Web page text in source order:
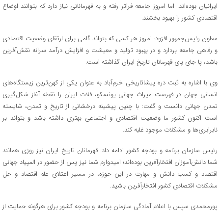
ایرانیان بوده‌اند. اما امروز جامعه فراتر رفته و به قهرمانانی نیاز دارد که بتوانند اوضاع
اقتصادی کشور را بهبود بخشند.
معاون رئیس‌جمهور افزود: امروز هر کسی که بتواند گامی برای ارتقای وضعیت اقتصادی
و رفاهی جامعه بردارد و در بهبود تولید و معیشت و افزایش درآمد سرانه نقش‌آفرین
باشد، پا جای پای قهرمانان تاریخ ایران گذاشته است.
وی با اشاره به ثبت دره پیشاتاریخی خرم‌آباد به عنوان یکی از کهن‌ترین زیستگاه‌های
انسانی جهان در فهرست میراث جهانی یونسکو، فلات ایران را نقطه آغاز شکل‌گیری
تمدن جهانی دانست و گفت: با چنین پیشینه درخشانی از تاریخ و تمدن، شایسته
است اکنون کشور ما وضعیت اقتصادی و اجتماعی بهتری داشته باشد و بتواند بر
نابرابری‌ها و مشکلات موجود غلبه کند.
رئیس سازمان برنامه و بودجه کشور ادامه داد: قهرمانان تاریخ ایران نیز روزی همانند
شما دانش‌آموزان افتخارآفرین بوده‌اند؛ امیدوارم شما نیز پس از حضور در المپیاد جهانی
اقتصاد و کسب دانش و مهارت‌ در این حوزه، در مسیر اعتلای علم اقتصاد و حل
مشکلات اقتصادی کشور افتخارآفرین باشید.
پورمحمدی سپس با اعلام آمادگی سازمان برنامه و بودجه کشور برای هرگونه حمایت از